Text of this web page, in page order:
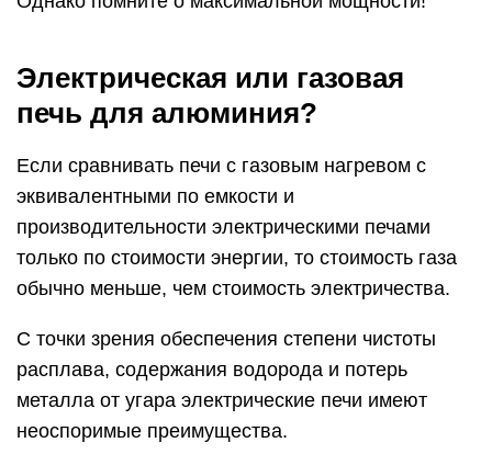
Электрическая или газовая
печь для алюминия?
Если сравнивать печи с газовым нагревом с
эквивалентными по емкости и
производительности электрическими печами
только по стоимости энергии, то стоимость газа
обычно меньше, чем стоимость электричества.
С точки зрения обеспечения степени чистоты
расплава, содержания водорода и потерь
металла от угара электрические печи имеют
неоспоримые преимущества.